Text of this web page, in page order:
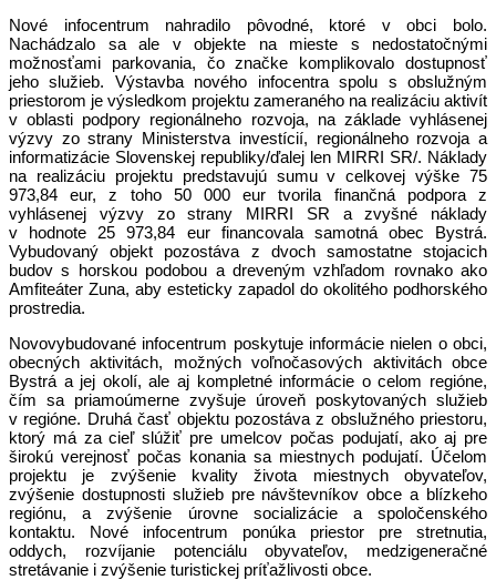
Nové infocentrum nahradilo pôvodné, ktoré v obci bolo.
Nachádzalo sa ale v objekte na mieste s nedostatočnými
možnosťami parkovania, čo značke komplikovalo dostupnosť
jeho služieb. Výstavba nového infocentra spolu s obslužným
priestorom je výsledkom projektu zameraného na realizáciu aktivít
v oblasti podpory regionálneho rozvoja, na základe vyhlásenej
výzvy zo strany Ministerstva investícií, regionálneho rozvoja a
informatizácie Slovenskej republiky/ďalej len MIRRI SR/. Náklady
na realizáciu projektu predstavujú sumu v celkovej výške 75
973,84 eur, z toho 50 000 eur tvorila finančná podpora z
vyhlásenej výzvy zo strany MIRRI SR a zvyšné náklady
v hodnote 25 973,84 eur financovala samotná obec Bystrá.
Vybudovaný objekt pozostáva z dvoch samostatne stojacich
budov s horskou podobou a dreveným vzhľadom rovnako ako
Amfiteáter Zuna, aby esteticky zapadol do okolitého podhorského
prostredia.
Novovybudované infocentrum poskytuje informácie nielen o obci,
obecných aktivitách, možných voľnočasových aktivitách obce
Bystrá a jej okolí, ale aj kompletné informácie o celom regióne,
čím sa priamoúmerne zvyšuje úroveň poskytovaných služieb
v regióne. Druhá časť objektu pozostáva z obslužného priestoru,
ktorý má za cieľ slúžiť pre umelcov počas podujatí, ako aj pre
širokú verejnosť počas konania sa miestnych podujatí. Účelom
projektu je zvýšenie kvality života miestnych obyvateľov,
zvýšenie dostupnosti služieb pre návštevníkov obce a blízkeho
regiónu, a zvýšenie úrovne socializácie a spoločenského
kontaktu. Nové infocentrum ponúka priestor pre stretnutia,
oddych, rozvíjanie potenciálu obyvateľov, medzigeneračné
stretávanie i zvýšenie turistickej príťažlivosti obce.